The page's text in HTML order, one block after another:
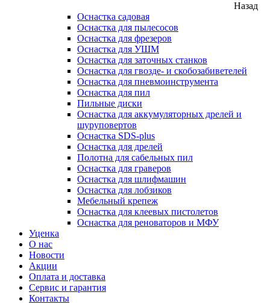
Назад
Оснастка садовая
Оснастка для пылесосов
Оснастка для фрезеров
Оснастка для УШМ
Оснастка для заточных станков
Оснастка для гвозде- и скобозабиветелей
Оснастка для пневмоинструмента
Оснастка для пил
Пильные диски
Оснастка для аккумуляторных дрелей и
шуруповертов
Оснастка SDS-plus
Оснастка для дрелей
Полотна для сабельных пил
Оснастка для граверов
Оснастка для шлифмашин
Оснастка для лобзиков
Мебельный крепеж
Оснастка для клеевых пистолетов
Оснастка для реноваторов и МФУ
Уценка
О нас
Новости
Акции
Оплата и доставка
Сервис и гарантия
Контакты